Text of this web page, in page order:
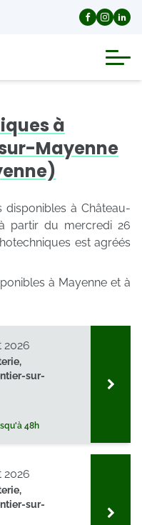
à
Mayenne
à Château-
partir du mercredi 26
est agréés
à Mayenne et à
sur-
48h
2026
sur-
2026